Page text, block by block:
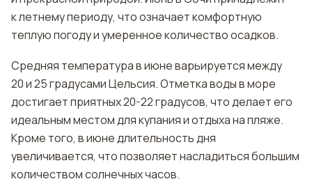
к летнему периоду, что означает комфортную
теплую погоду и умеренное количество осадков.
Средняя температура в июне варьируется между
20 и 25 градусами Цельсия. Отметка воды в море
достигает приятных 20-22 градусов, что делает его
идеальным местом для купания и отдыха на пляже.
Кроме того, в июне длительность дня
увеличивается, что позволяет насладиться большим
количеством солнечных часов.